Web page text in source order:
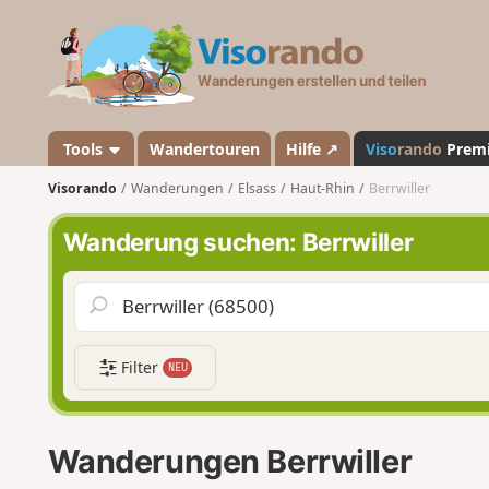
a
n
o
Tools Wandertouren Hilfe ↗ Visorando
Visorando Wanderungen Elsass Haut-Rhin Berrwiller
Wanderung suchen: Berrwiller
Filter NEU
Wanderungen Berrwiller